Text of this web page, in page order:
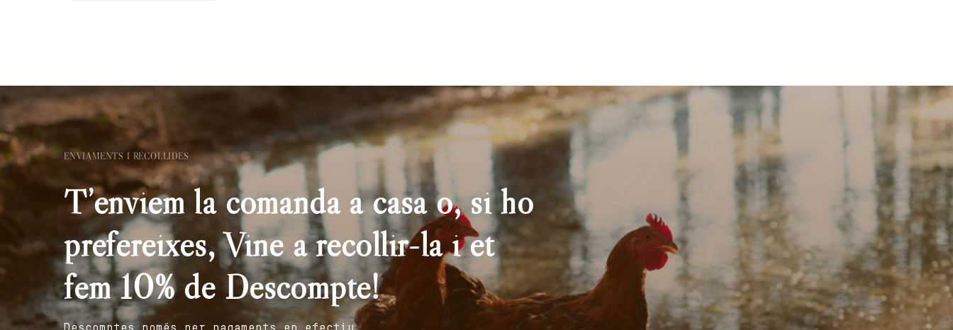
ENVIAMENTS I RECOLLIDES
T’enviem la comanda a casa o, si ho
prefereixes, Vine a recollir-la i et
fem 10% de Descompte!